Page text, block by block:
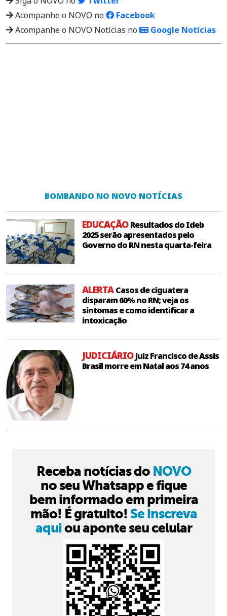
Acompanhe o NOVO no
Facebook
Acompanhe o NOVO Notícias no
Google Notícias
BOMBANDO NO NOVO NOTÍCIAS
EDUCAÇÃOResultados do Ideb
2025 serão apresentados pelo
Governo do RN nesta quarta-feira
ALERTACasos de ciguatera
disparam 60% no RN; veja os
sintomas e como identificar a
intoxicação
JUDICIÁRIOJuiz Francisco de Assis
Brasil morre em Natal aos 74 anos
Receba notícias do NOVO
no seu Whatsapp e fique
bem informado em primeira
mão! É gratuito! Se inscreva
aquiou aponte seu celular